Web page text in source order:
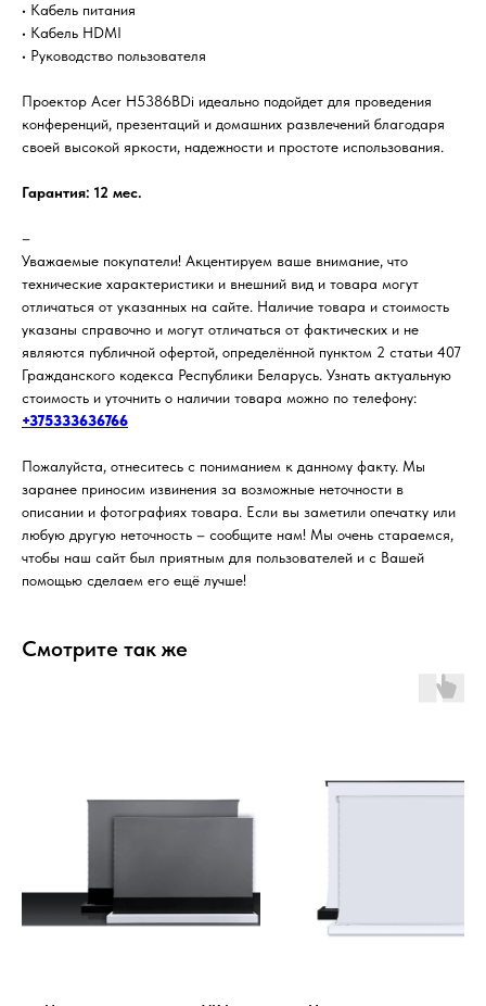
• Кабель питания
• Кабель HDMI
• Руководство пользователя
Проектор Acer H5386BDi идеально подойдет для проведения
конференций, презентаций и домашних развлечений благодаря
своей высокой яркости, надежности и простоте использования.
Гарантия: 12 мес.
–
Уважаемые покупатели! Акцентируем ваше внимание, что
технические характеристики и внешний вид и товара могут
отличаться от указанных на сайте. Наличие товара и стоимость
указаны справочно и могут отличаться от фактических и не
являются публичной офертой, определённой пунктом 2 статьи 407
Гражданского кодекса Республики Беларусь. Узнать актуальную
стоимость и уточнить о наличии товара можно по телефону:
+375333636766
Пожалуйста, отнеситесь с пониманием к данному факту. Мы
заранее приносим извинения за возможные неточности в
описании и фотографиях товара. Если вы заметили опечатку или
любую другую неточность – сообщите нам! Мы очень стараемся,
чтобы наш сайт был приятным для пользователей и с Вашей
помощью сделаем его ещё лучше!
Смотрите так же